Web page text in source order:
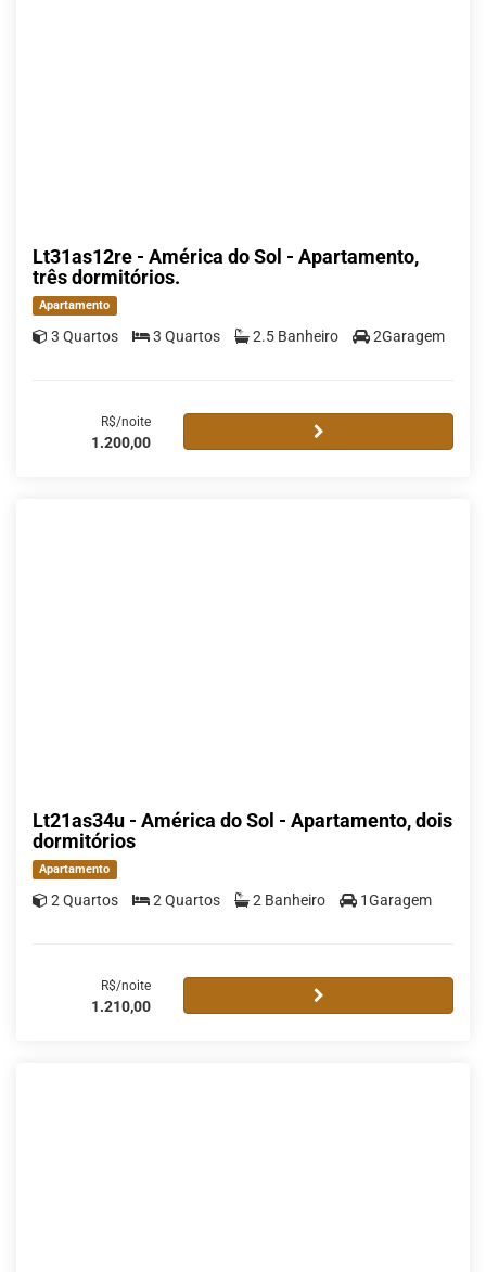
Lt31as12re - América do Sol - Apartamento,
três dormitórios.
Apartamento
3 Quartos 3 Quartos 2.5 Banheiro 2Garagem
R$/noite
1.200,00
Lt21as34u - América do Sol - Apartamento, dois
dormitórios
Apartamento
2 Quartos 2 Quartos 2 Banheiro 1Garagem
R$/noite
1.210,00